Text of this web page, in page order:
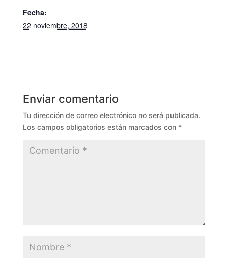
Fecha:
22 noviembre, 2018
Enviar comentario
Tu dirección de correo electrónico no será publicada.
Los campos obligatorios están marcados con *